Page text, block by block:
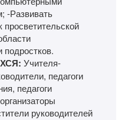
-Развивать
просветительской
подростков.
Учителя-
педагоги
педагоги
руководителей